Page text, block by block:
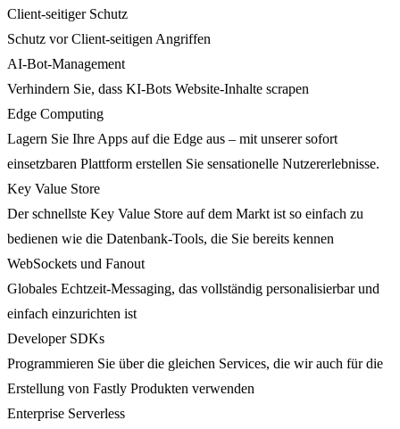
Client-seitiger Schutz
Schutz vor Client-seitigen Angriffen
AI-Bot-Management
Verhindern Sie, dass KI-Bots Website-Inhalte scrapen
Edge Computing
Lagern Sie Ihre Apps auf die Edge aus – mit unserer sofort
einsetzbaren Plattform erstellen Sie sensationelle Nutzererlebnisse.
Key Value Store
Der schnellste Key Value Store auf dem Markt ist so einfach zu
bedienen wie die Datenbank-Tools, die Sie bereits kennen
WebSockets und Fanout
Globales Echtzeit-Messaging, das vollständig personalisierbar und
einfach einzurichten ist
Developer SDKs
Programmieren Sie über die gleichen Services, die wir auch für die
Erstellung von Fastly Produkten verwenden
Enterprise Serverless